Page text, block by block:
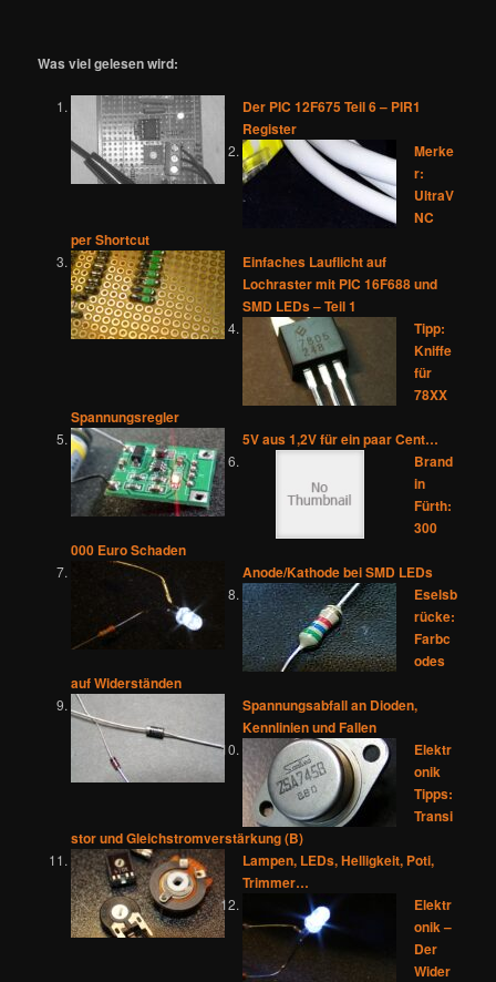
Was viel gelesen wird:
Der PIC 12F675 Teil 6 – PIR1
Register
Merke
r:
UltraV
NC
per Shortcut
Einfaches Lauflicht auf
Lochraster mit PIC 16F688 und
SMD LEDs – Teil 1
Tipp:
Kniffe
für
78XX
Spannungsregler
5V aus 1,2V für ein paar Cent…
Brand
in
Fürth:
300
000 Euro Schaden
Anode/Kathode bei SMD LEDs
Eselsb
rücke:
Farbc
odes
auf Widerständen
Spannungsabfall an Dioden,
Kennlinien und Fallen
Elektr
onik
Tipps:
Transi
stor und Gleichstromverstärkung (B)
Lampen, LEDs, Helligkeit, Poti,
Trimmer…
Elektr
onik –
Der
Wider